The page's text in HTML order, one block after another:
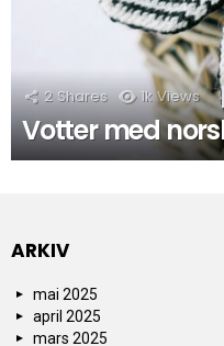
2 Shares 1k Views
Votter med
ARKIV
mai 2025
april 2025
mars 2025